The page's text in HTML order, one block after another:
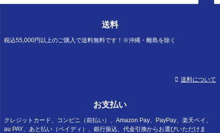
送料
税込55,000円以上のご購入で送料無料です！※沖縄・離島を除く
送料について
お支払い
クレジットカード、コンビニ（前払い）、Amazon Pay、PayPay、楽天ペイ、
au PAY、あと払い（ペイディ）、銀行振込、代金引換からお選びいただけま